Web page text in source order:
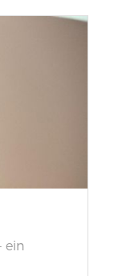
ein